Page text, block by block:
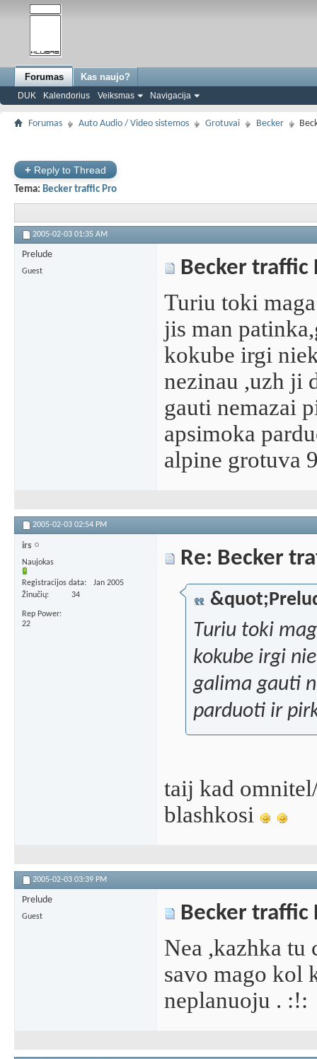
Forumas
DUK Kalendorius Veiksmas Navigacija
Kas naujo?
Forumas Auto Audio / Video sistemos Grotuvai Becker
+ Reply to Thread
Tema: Becker traffic Pro
2005-02-03 01:35 AM
Prelude
Guest Becker traffic
Turiu toki
jis man
kokube irgi
nezinau ,uzh ji
gauti nemazai
apsimoka
alpine grotuva
2005-02-03 02:54 PM
irs
Naujokas
Registracijos data
Jan 2005
Žinučių
34
Rep Power
22
Re: Becker
Turiu toki
kokube irgi
galima gauti
parduoti ir
taij kad
blashkosi
2005-02-03 03:39 PM
Prelude
Guest Becker traffic
Nea ,kazhka tu
savo mago kol
neplanuoju . :!: